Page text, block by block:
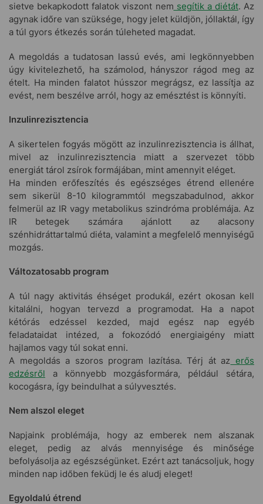
sietve bekapkodott falatok viszont nem segítik a diétát. Az
agynak időre van szüksége, hogy jelet küldjön, jóllaktál, így
a túl gyors étkezés során túleheted magadat.
A megoldás a tudatosan lassú evés, ami legkönnyebben
úgy kivitelezhető, ha számolod, hányszor rágod meg az
ételt. Ha minden falatot hússzor megrágsz, ez lassítja az
evést, nem beszélve arról, hogy az emésztést is könnyíti.
Inzulinrezisztencia
A sikertelen fogyás mögött az inzulinrezisztencia is állhat,
mivel az inzulinrezisztencia miatt a szervezet több
energiát tárol zsírok formájában, mint amennyit eléget.
Ha minden erőfeszítés és egészséges étrend ellenére
sem sikerül 8-10 kilogrammtól megszabadulnod, akkor
felmerül az IR vagy metabolikus szindróma problémája. Az
IR betegek számára ajánlott az alacsony
szénhidráttartalmú diéta, valamint a megfelelő mennyiségű
mozgás.
Változatosabb program
A túl nagy aktivitás éhséget produkál, ezért okosan kell
kitalálni, hogyan tervezd a programodat. Ha a napot
kétórás edzéssel kezded, majd egész nap egyéb
feladataidat intézed, a fokozódó energiaigény miatt
hajlamos vagy túl sokat enni.
A megoldás a szoros program lazítása. Térj át az erős
edzésről a könnyebb mozgásformára, például sétára,
kocogásra, így beindulhat a súlyvesztés.
Nem alszol eleget
Napjaink problémája, hogy az emberek nem alszanak
eleget, pedig az alvás mennyisége és minősége
befolyásolja az egészségünket. Ezért azt tanácsoljuk, hogy
minden nap időben feküdj le és aludj eleget!
Egyoldalú étrend